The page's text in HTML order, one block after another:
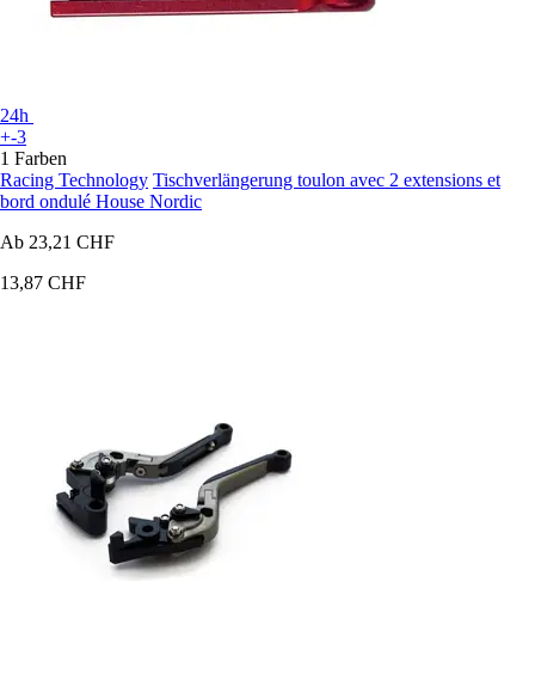
24h
+-3
1 Farben
Racing Technology Tischverlängerung toulon avec 2 extensions et
bord ondulé House Nordic
Ab 23,21 CHF
13,87 CHF